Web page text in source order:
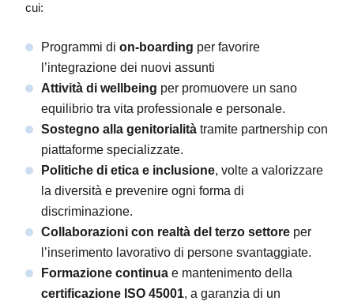
cui:
Programmi di on-boarding per favorire
l’integrazione dei nuovi assunti
Attività di wellbeing per promuovere un sano
equilibrio tra vita professionale e personale.
Sostegno alla genitorialità tramite partnership con
piattaforme specializzate.
Politiche di etica e inclusione, volte a valorizzare
la diversità e prevenire ogni forma di
discriminazione.
Collaborazioni con realtà del terzo settore per
l’inserimento lavorativo di persone svantaggiate.
Formazione continua e mantenimento della
certificazione ISO 45001, a garanzia di un